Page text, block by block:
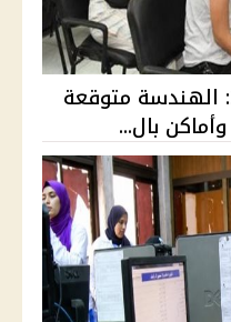
تنسيق علمي رياضة 2026: الهندسة متوقعة